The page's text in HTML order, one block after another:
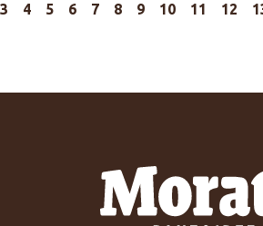
3 4 5 6 7 8 9 10 11 12